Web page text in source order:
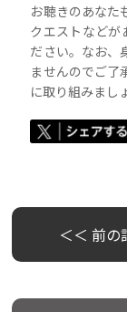
お聴きのあなた
クエストなどが
ださい。なお、
ませんのでご了
に取り組みまし
＜＜ 前の